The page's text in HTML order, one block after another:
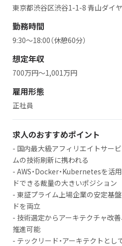
東京都渋谷区渋谷1-1-8 青山ダイ
勤務時間
9:30〜18:00（休憩60分）
想定年収
700万円〜1,001万円
雇用形態
正社員
求人のおすすめポイント
- 国内最大級アフィリエイトサー
ムの技術刷新に携われる
- AWS・Docker・Kubernetesを活
ドできる裁量の大きいポジション
- 東証プライム上場企業の安定基
ドを両立
- 技術選定からアーキテクチャ改
推進可能
- テックリード・アーキテクトと